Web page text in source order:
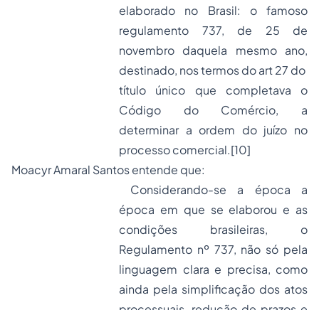
elaborado no Brasil: o famoso
regulamento 737, de 25 de
novembro daquela mesmo ano,
destinado, nos termos do art 27 do
título único que completava o
Código do Comércio, a
determinar a ordem do juízo no
processo comercial.[10]
Moacyr Amaral Santos entende que:
Considerando-se a época a
época em que se elaborou e as
condições brasileiras, o
Regulamento nº 737, não só pela
linguagem clara e precisa, como
ainda pela simplificação dos atos